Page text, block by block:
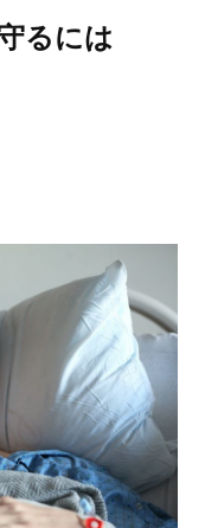
るには